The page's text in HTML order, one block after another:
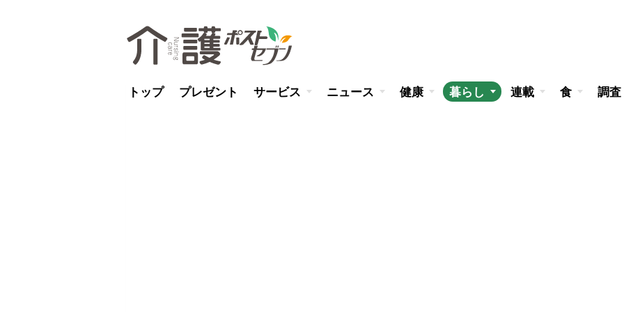
トップ プレゼント サービス ニュース 健康 暮らし 連載 食 調査